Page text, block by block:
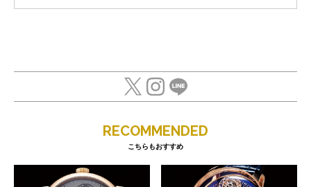
RECOMMENDED
こちらもおすすめ